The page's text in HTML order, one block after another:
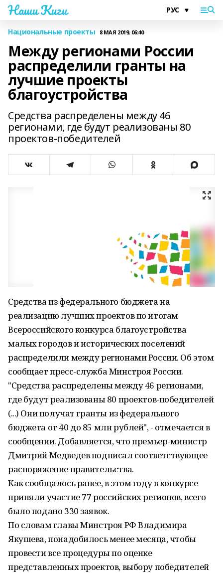
Наши Киги
Национальные проекты 8 МАЯ 2019, 06:40
Между регионами России
распределили гранты на
лучшие проекты
благоустройства
Средства распределены между 46
регионами, где будут реализованы 80
проектов-победителей
Средства из федерального бюджета на
реализацию лучших проектов по итогам
Всероссийского конкурса благоустройства
малых городов и исторических поселений
распределили между регионами России. Об этом
сообщает пресс-служба Минстроя России.
"Средства распределены между 46 регионами,
где будут реализованы 80 проектов-победителей
(...) Они получат гранты из федерального
бюджета от 40 до 85 млн рублей", - отмечается в
сообщении. Добавляется, что премьер-министр
Дмитрий Медведев подписал соответствующее
распоряжение правительства.
Как сообщалось ранее, в этом году в конкурсе
приняли участие 77 российских регионов, всего
было подано 330 заявок.
По словам главы Минстроя РФ Владимира
Якушева, понадобилось менее месяца, чтобы
провести все процедуры по оценке
представленных проектов, выбору победителей